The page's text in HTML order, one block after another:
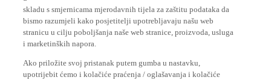
skladu s smjernicama mjerodavnih tijela za zaštitu podataka da
bismo razumjeli kako posjetitelji upotrebljavaju našu web
stranicu u cilju poboljšanja naše web stranice, proizvoda, usluga
i marketinških napora.
Ako priložite svoj pristanak putem gumba u nastavku,
upotrijebit ćemo i kolačiće praćenja / oglašavanja i kolačiće